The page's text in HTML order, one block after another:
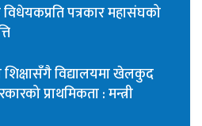
पत्रकार महासंघको
विद्यालयमा खेलकुद
प्राथमिकता : मन्त्री